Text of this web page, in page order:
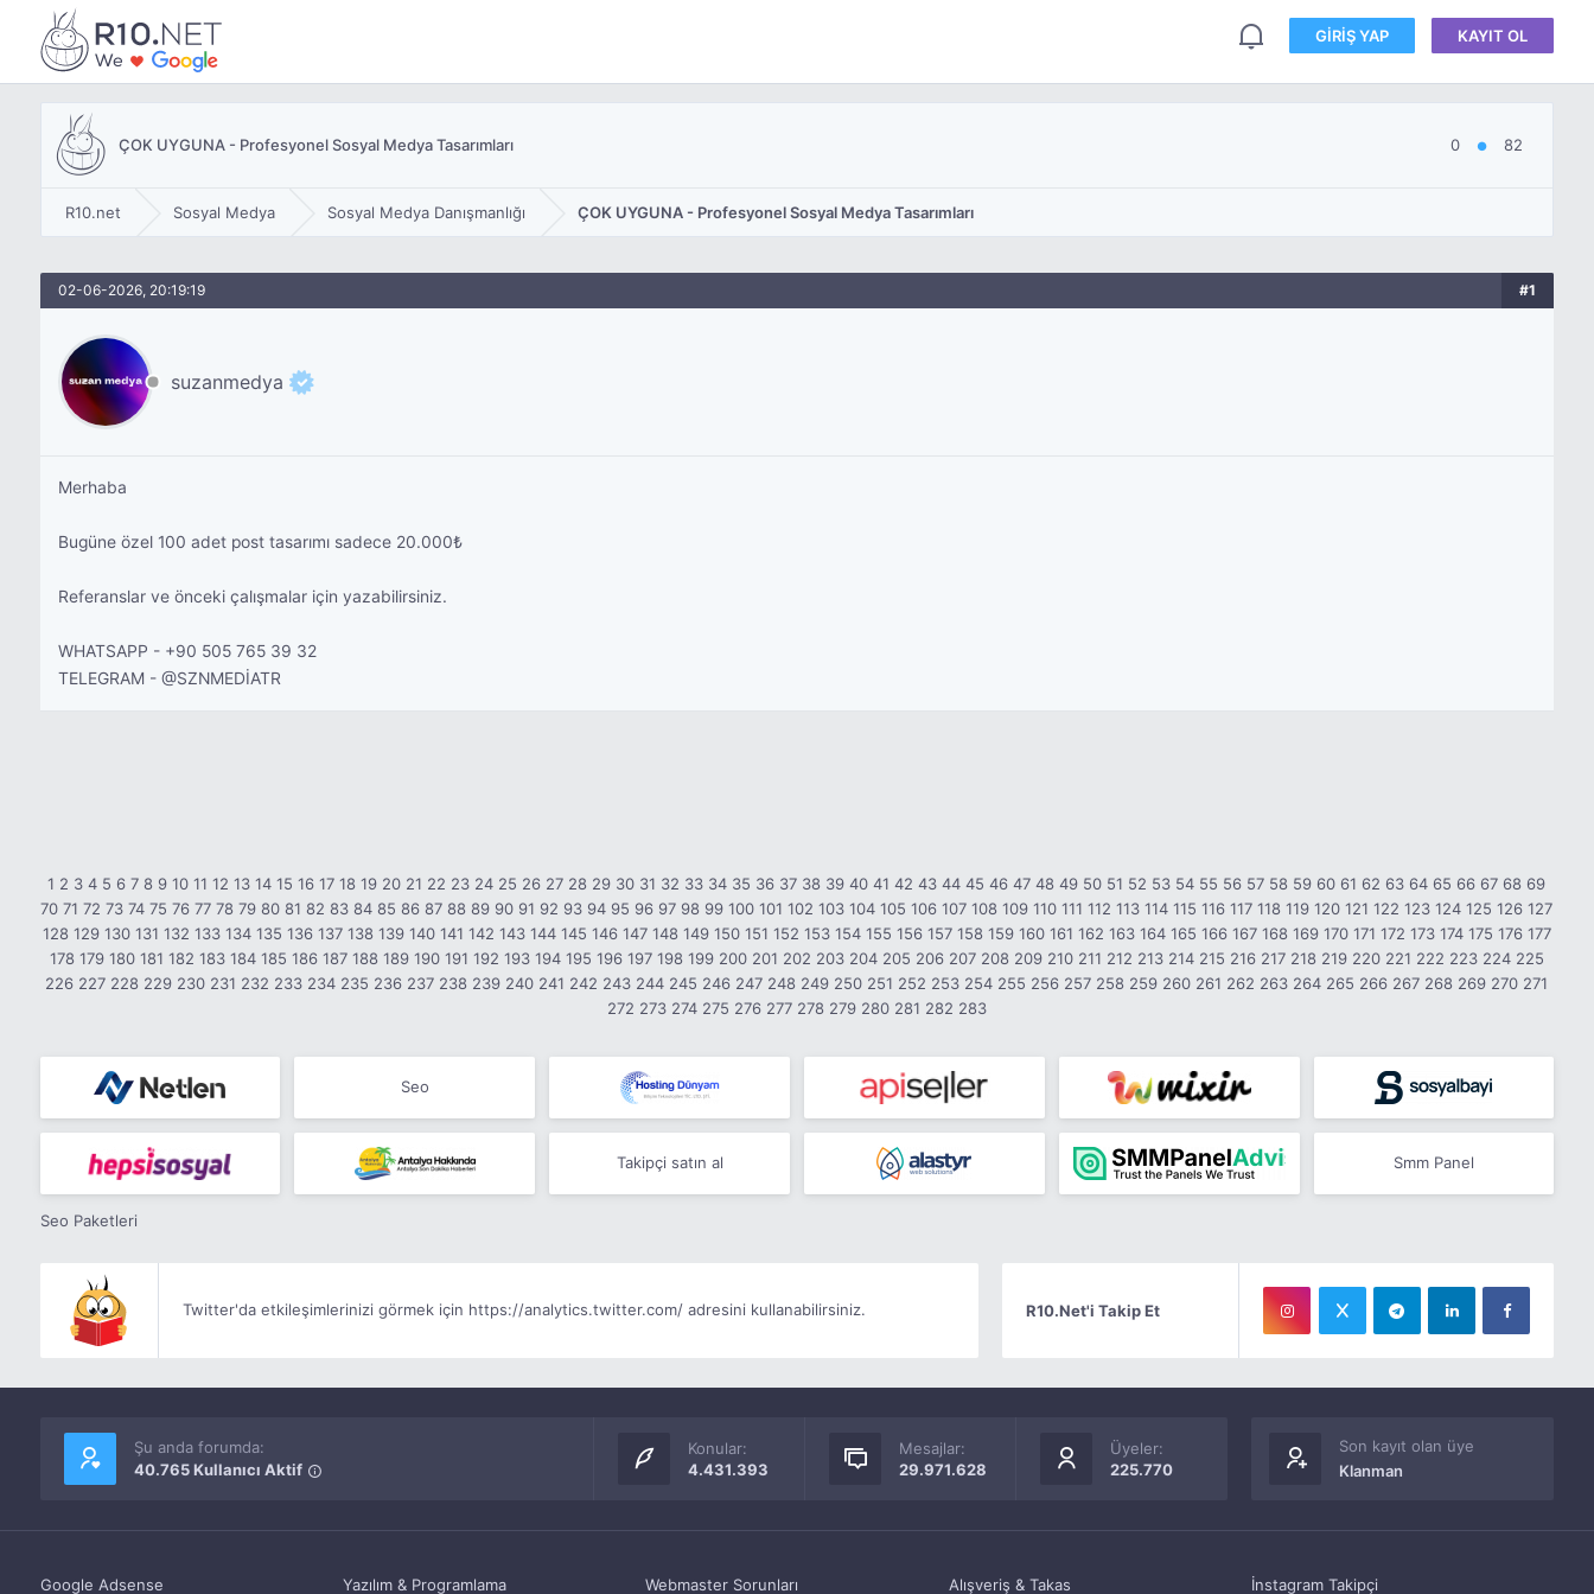
GIRIŞ YAP KAYIT OL
ÇOK UYGUNA - Profesyonel Sosyal Medya Tasarımları 0 ● 82
R10.net Sosyal Medya Sosyal Medya Danışmanlığı ÇOK UYGUNA - Profesyonel Sosyal Medya Tasarımları
02-06-2026, 20:19:19 #1
suzanmedya
Merhaba
Bugüne özel 100 adet post tasarımı sadece 20.000₺
Referanslar ve önceki çalışmalar için yazabilirsiniz.
WHATSAPP - +90 505 765 39 32
TELEGRAM - @SZNMEDİATR
1 2 3 4 5 6 7 8 9 10 11 12 13 14 15 16 17 18 19 20 21 22 23 24 25 26 27 28 29 30 31 32 33 34 35 36 37 38 39 40 41 42 43 44 45 46 47 48 49 50 51 52 53 54 55 56 57 58 59 60 61 62 63 64 65 66 67 68 69
70 71 72 73 74 75 76 77 78 79 80 81 82 83 84 85 86 87 88 89 90 91 92 93 94 95 96 97 98 99 100 101 102 103 104 105 106 107 108 109 110 111 112 113 114 115 116 117 118 119 120 121 122 123 124 125 126 127
128 129 130 131 132 133 134 135 136 137 138 139 140 141 142 143 144 145 146 147 148 149 150 151 152 153 154 155 156 157 158 159 160 161 162 163 164 165 166 167 168 169 170 171 172 173 174 175 176 177
178 179 180 181 182 183 184 185 186 187 188 189 190 191 192 193 194 195 196 197 198 199 200 201 202 203 204 205 206 207 208 209 210 211 212 213 214 215 216 217 218 219 220 221 222 223 224 225
226 227 228 229 230 231 232 233 234 235 236 237 238 239 240 241 242 243 244 245 246 247 248 249 250 251 252 253 254 255 256 257 258 259 260 261 262 263 264 265 266 267 268 269 270 271
272 273 274 275 276 277 278 279 280 281 282 283
Seo
Takipçi satın al Smm Panel
Seo Paketleri
Twitter'da etkileşimlerinizi görmek için https://analytics.twitter.com/ adresini kullanabilirsiniz. R10.Net'i Takip Et
Şu anda forumda:
40.765 Kullanıcı Aktif
Konular:
4.431.393
Mesajlar:
29.971.628
Üyeler:
225.770
Son kayıt olan üye
Klanman
Google Adsense Yazılım & Programlama Webmaster Sorunları Alışveriş & Takas İnstagram Takipçi